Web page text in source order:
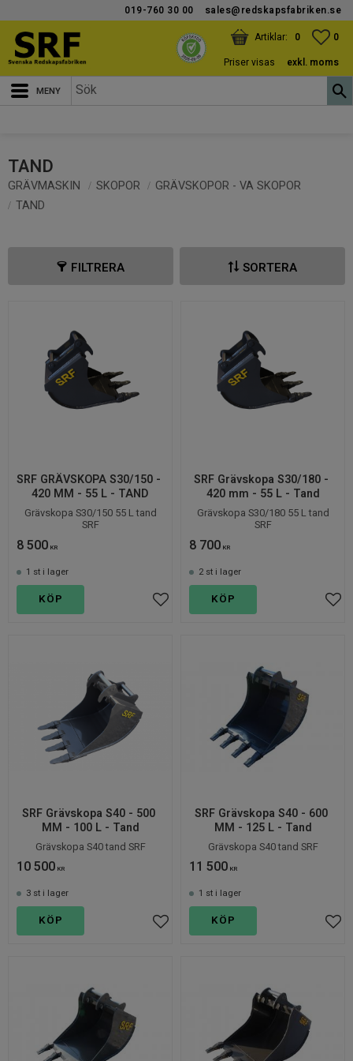
Meny
019-760 30 00 sales@redskapsfabriken.se
0
KUNDVAGN
ANTAL PRODUKTER:
0
Priser visas
exkl. moms
TAND
GRÄVMASKIN SKOPOR
GRÄVSKOPOR - VA SKOPOR
TAND
FILTRERA SORTERA
SRF GRÄVSKOPA S30/150 -
420 MM - 55 L - TAND
Grävskopa S30/150 55 L tand
SRF
8 500 KR
Lägg till i favoriter
1 st i lager
KÖP
SRF Grävskopa S30/180 -
420 mm - 55 L - Tand
Grävskopa S30/180 55 L tand
SRF
8 700 KR
2 st i lager
KÖP
SRF Grävskopa S40 - 500
MM - 100 L - Tand
Grävskopa S40 tand SRF
10 500 KR
Lägg till i favoriter
3 st i lager
KÖP
SRF Grävskopa S40 - 600
MM - 125 L - Tand
Grävskopa S40 tand SRF
11 500 KR
1 st i lager
KÖP